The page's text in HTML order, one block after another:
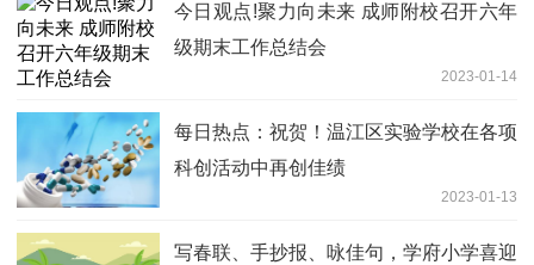
今日观点!聚力向未来 成师附校召开六年
级期末工作总结会
2023-01-14
每日热点：祝贺！温江区实验学校在各项
科创活动中再创佳绩
2023-01-13
写春联、手抄报、咏佳句，学府小学喜迎